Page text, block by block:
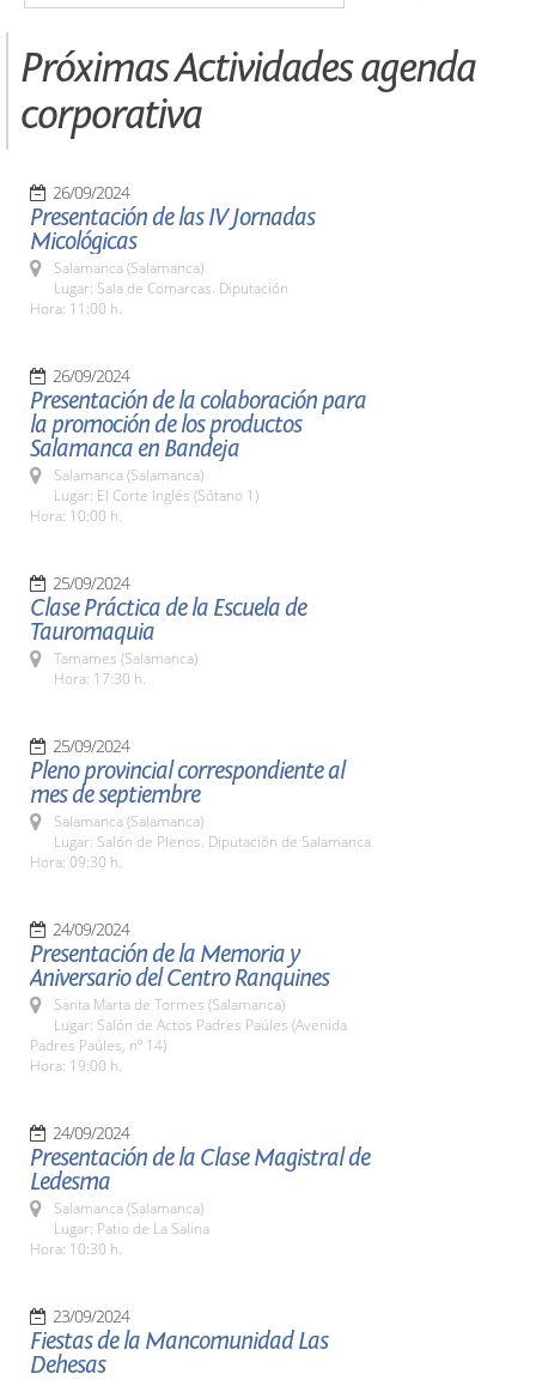
Próximas Actividades agenda
corporativa
26/09/2024
Presentación de las IV Jornadas
Micológicas
Salamanca (Salamanca)
Lugar: Sala de Comarcas. Diputación
Hora: 11:00 h.
26/09/2024
Presentación de la colaboración para
la promoción de los productos
Salamanca en Bandeja
Salamanca (Salamanca)
Lugar: El Corte Inglés (Sótano 1)
Hora: 10:00 h.
25/09/2024
Clase Práctica de la Escuela de
Tauromaquia
Tamames (Salamanca)
Hora: 17:30 h.
25/09/2024
Pleno provincial correspondiente al
mes de septiembre
Salamanca (Salamanca)
Lugar: Salón de Plenos. Diputación de Salamanca
Hora: 09:30 h.
24/09/2024
Presentación de la Memoria y
Aniversario del Centro Ranquines
Santa Marta de Tormes (Salamanca)
Lugar: Salón de Actos Padres Paúles (Avenida
Padres Paúles, nº 14)
Hora: 19:00 h.
24/09/2024
Presentación de la Clase Magistral de
Ledesma
Salamanca (Salamanca)
Lugar: Patio de La Salina
Hora: 10:30 h.
23/09/2024
Fiestas de la Mancomunidad Las
Dehesas